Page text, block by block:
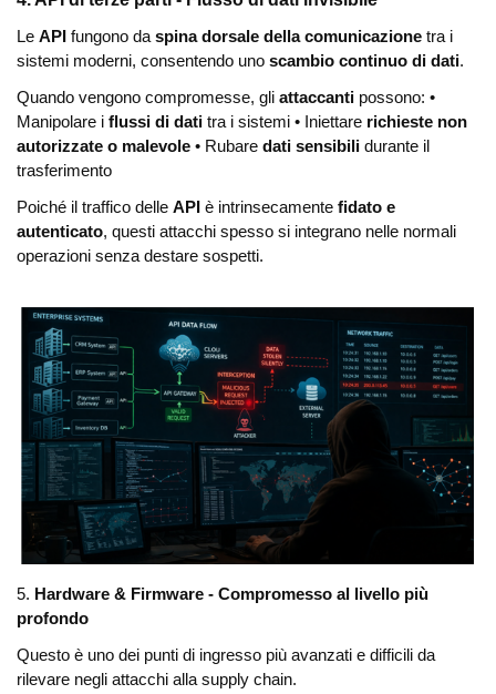
Le API fungono daspina dorsale della comunicazione tra i
sistemi moderni, consentendo uno scambio continuo di dati.
Quando vengono compromesse, gli attaccanti possono: •
Manipolare i flussi di dati tra i sistemi • Iniettare richieste non
autorizzate o malevole • Rubare dati sensibili durante il
trasferimento
Poiché il traffico delle API è intrinsecamente fidato e
autenticato, questi attacchi spesso si integrano nelle normali
operazioni senza destare sospetti.
5. Hardware & Firmware - Compromesso al livello più
profondo
Questo è uno dei punti di ingresso più avanzati e difficili da
rilevare negli attacchi alla supply chain.